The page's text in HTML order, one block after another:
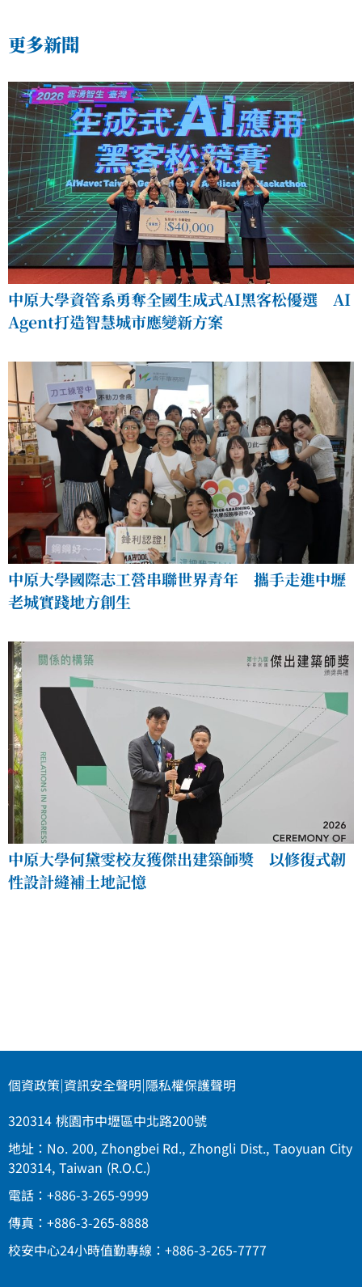
更多新聞
中原大學資管系勇奪全國生成式AI黑客松優選 AI
Agent打造智慧城市應變新方案
中原大學國際志工營串聯世界青年 攜手走進中壢
老城實踐地方創生
中原大學何黛雯校友獲傑出建築師獎 以修復式韌
性設計縫補土地記憶
個資政策|資訊安全聲明|隱私權保護聲明
320314 桃園市中壢區中北路200號
地址：No. 200, Zhongbei Rd., Zhongli Dist., Taoyuan City
320314, Taiwan (R.O.C.)
電話：+886-3-265-9999
傳真：+886-3-265-8888
校安中心24小時值勤專線：+886-3-265-7777